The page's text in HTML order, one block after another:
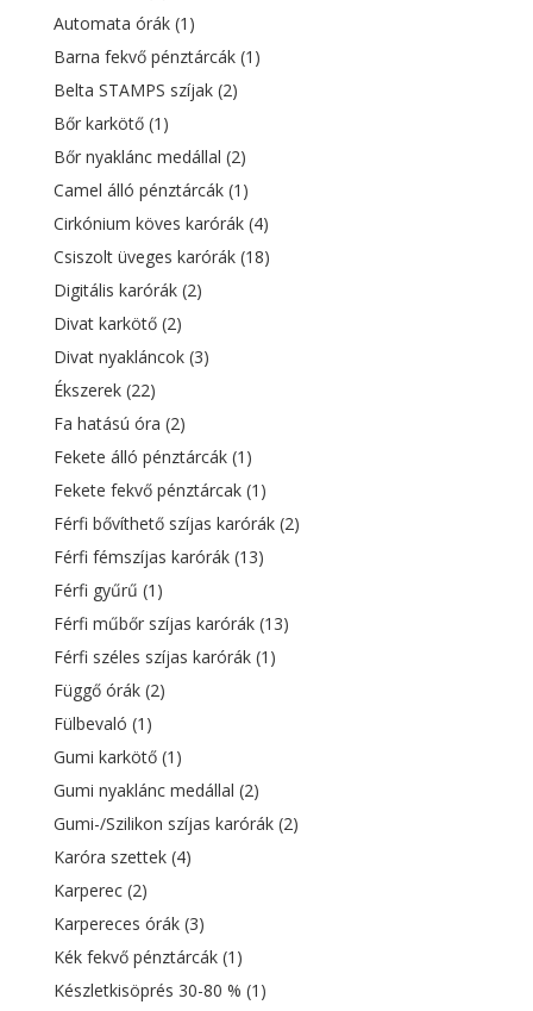
Automata órák (1)
Barna fekvő pénztárcák (1)
Belta STAMPS szíjak (2)
Bőr karkötő (1)
Bőr nyaklánc medállal (2)
Camel álló pénztárcák (1)
Cirkónium köves karórák (4)
Csiszolt üveges karórák (18)
Digitális karórák (2)
Divat karkötő (2)
Divat nyakláncok (3)
Ékszerek (22)
Fa hatású óra (2)
Fekete álló pénztárcák (1)
Fekete fekvő pénztárcak (1)
Férfi bővíthető szíjas karórák (2)
Férfi fémszíjas karórák (13)
Férfi gyűrű (1)
Férfi műbőr szíjas karórák (13)
Férfi széles szíjas karórák (1)
Függő órák (2)
Fülbevaló (1)
Gumi karkötő (1)
Gumi nyaklánc medállal (2)
Gumi-/Szilikon szíjas karórák (2)
Karóra szettek (4)
Karperec (2)
Karpereces órák (3)
Kék fekvő pénztárcák (1)
Készletkisöprés 30-80 % (1)